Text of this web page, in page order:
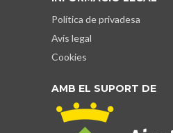
Política de privadesa
Avís legal
Cookies
AMB EL SUPORT DE